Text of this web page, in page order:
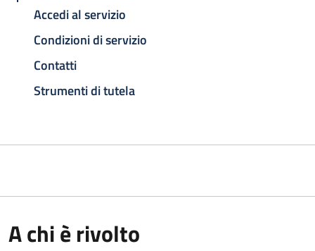
Accedi al servizio
Condizioni di servizio
Contatti
Strumenti di tutela
A chi è rivolto